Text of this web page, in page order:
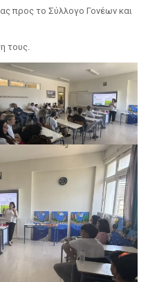
προς το Σύλλογο Γονέων και
τους.